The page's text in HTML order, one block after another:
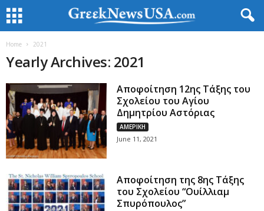
Home 2021
Yearly Archives: 2021
Αποφοίτηση 12ης Τάξης του
Σχολείου του Αγίου
Δημητρίου Αστόριας
ΑΜΕΡΙΚΗ
June 11, 2021
Αποφοίτηση της 8ης Τάξης
του Σχολείου “Ουίλλιαμ
Σπυρόπουλος”